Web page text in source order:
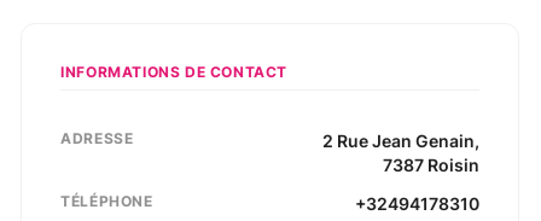
INFORMATIONS DE CONTACT
ADRESSE 2 Rue Jean Genain,
7387 Roisin
TÉLÉPHONE
+32494178310